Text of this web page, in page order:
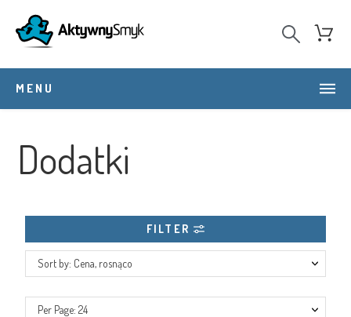
MENU
Dodatki
FILTER
Sort by: Cena, rosnąco
Per Page: 24